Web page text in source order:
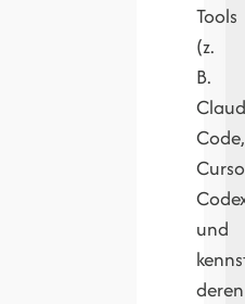
Tools
(z.
B.
Code,
und
deren